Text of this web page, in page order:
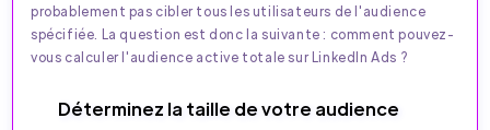
probablement pas cibler tous les utilisateurs de l'audience
spécifiée. La question est donc la suivante : comment pouvez-
vous calculer l'audience active totale sur LinkedIn Ads ?
Déterminez la taille de votre audience